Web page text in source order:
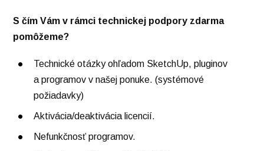
S čím Vám v rámci technickej podpory zdarma
pomôžeme?
Technické otázky ohľadom SketchUp, pluginov
a programov v našej ponuke. (systémové
požiadavky)
Aktivácia/deaktivácia licencií.
Nefunkčnosť programov.